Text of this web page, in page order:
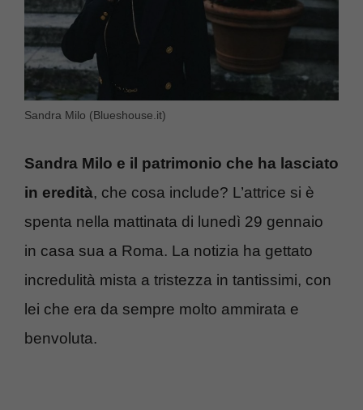
Sandra Milo (Blueshouse.it)
Sandra Milo e il patrimonio che ha lasciato
in eredità, che cosa include? L’attrice si è
spenta nella mattinata di lunedì 29 gennaio
in casa sua a Roma. La notizia ha gettato
incredulità mista a tristezza in tantissimi, con
lei che era da sempre molto ammirata e
benvoluta.